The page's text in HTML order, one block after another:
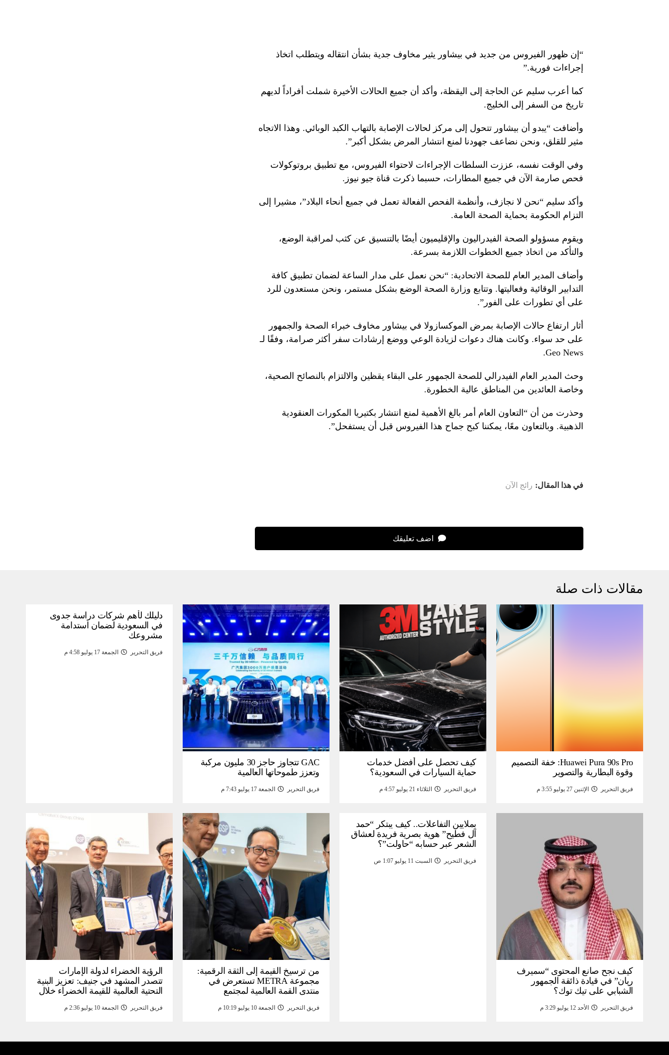
“إن ظهور الفيروس من جديد في بيشاور يثير مخاوف جدية بشأن انتقاله ويتطلب اتخاذ
إجراءات فورية.”
كما أعرب سليم عن الحاجة إلى اليقظة، وأكد أن جميع الحالات الأخيرة شملت أفراداً لديهم
تاريخ من السفر إلى الخليج.
وأضافت “يبدو أن بيشاور تتحول إلى مركز لحالات الإصابة بالتهاب الكبد الوبائي. وهذا الاتجاه
مثير للقلق، ونحن نضاعف جهودنا لمنع انتشار المرض بشكل أكبر”.
وفي الوقت نفسه، عززت السلطات الإجراءات لاحتواء الفيروس، مع تطبيق بروتوكولات
فحص صارمة الآن في جميع المطارات، حسبما ذكرت قناة جيو نيوز.
وأكد سليم “نحن لا نجازف، وأنظمة الفحص الفعالة تعمل في جميع أنحاء البلاد”، مشيرا إلى
التزام الحكومة بحماية الصحة العامة.
ويقوم مسؤولو الصحة الفيدراليون والإقليميون أيضًا بالتنسيق عن كثب لمراقبة الوضع،
والتأكد من اتخاذ جميع الخطوات اللازمة بسرعة.
وأضاف المدير العام للصحة الاتحادية: “نحن نعمل على مدار الساعة لضمان تطبيق كافة
التدابير الوقائية وفعاليتها. وتتابع وزارة الصحة الوضع بشكل مستمر، ونحن مستعدون للرد
على أي تطورات على الفور”.
أثار ارتفاع حالات الإصابة بمرض الموكسازولا في بيشاور مخاوف خبراء الصحة والجمهور
على حد سواء. وكانت هناك دعوات لزيادة الوعي ووضع إرشادات سفر أكثر صرامة، وفقًا لـ
Geo News.
وحث المدير العام الفيدرالي للصحة الجمهور على البقاء يقظين والالتزام بالنصائح الصحية،
وخاصة العائدين من المناطق عالية الخطورة.
وحذرت من أن “التعاون العام أمر بالغ الأهمية لمنع انتشار بكتيريا المكورات العنقودية
الذهبية. وبالتعاون معًا، يمكننا كبح جماح هذا الفيروس قبل أن يستفحل”.
في هذا المقال: رائج الآن
اضف تعليقك
مقالات ذات صلة
Huawei Pura 90s Pro: خفة التصميم
وقوة البطارية والتصوير
فريق التحرير الإثنين 27 يوليو 3:55 م
كيف تحصل على أفضل خدمات
حماية السيارات في السعودية؟
فريق التحرير الثلاثاء 21 يوليو 4:57 م
GAC تتجاوز حاجز 30 مليون مركبة
وتعزز طموحاتها العالمية
فريق التحرير الجمعة 17 يوليو 7:43 م
دليلك لأهم شركات دراسة جدوى
في السعودية لضمان استدامة
مشروعك
فريق التحرير الجمعة 17 يوليو 4:58 م
كيف نجح صانع المحتوى “سميرف
ريان” في قيادة ذائقة الجمهور
الشبابي على تيك توك؟
فريق التحرير الأحد 12 يوليو 3:29 م
بملايين التفاعلات.. كيف يبتكر “حمد
آل فطيح” هوية بصرية فريدة لعشاق
الشعر عبر حسابه “حاولت”؟
فريق التحرير السبت 11 يوليو 1:07 ص
من ترسيخ القيمة إلى الثقة الرقمية:
مجموعة METRA تستعرض في
منتدى القمة العالمية لمجتمع
تحتية للأصول الرقمية المدعومة
فريق التحرير الجمعة 10 يوليو 10:19 م
الرؤية الخضراء لدولة الإمارات
تتصدر المشهد في جنيف: تعزيز البنية
التحتية العالمية للقيمة الخضراء خلال
المعلومات WSIS 2026 وقمة “الذكاء
فريق التحرير الجمعة 10 يوليو 2:36 م